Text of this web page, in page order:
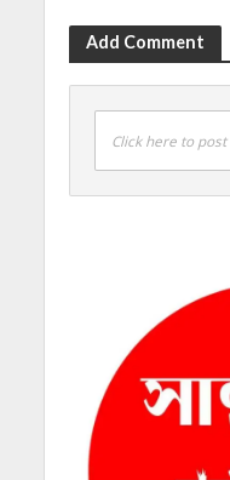
Add Comment
Click here to